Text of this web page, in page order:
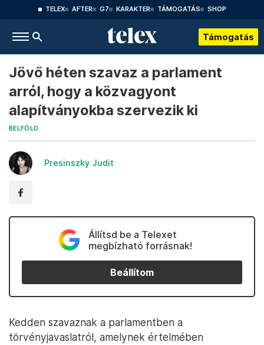
TELEX AFTER G7 KARAKTER TÁMOGATÁS SHOP
Támogatás
Jövő héten szavaz a parlament
arról, hogy a közvagyont
alapítványokba szervezik ki
BELFÖLD
Presinszky Judit
Állítsd be a Telexet
megbízható forrásnak!
Beállítom
Kedden szavaznak a parlamentben a
törvényjavaslatról, amelynek értelmében